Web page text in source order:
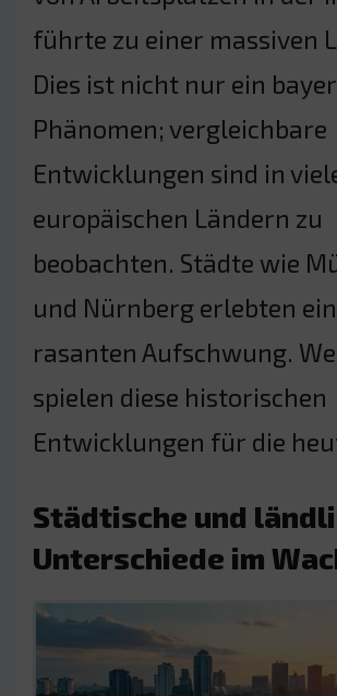
führte zu einer massiven
Dies ist nicht nur ein
Phänomen; vergleichbare
Entwicklungen sind in
europäischen Ländern zu
beobachten. Städte wie
und Nürnberg erlebten
rasanten Aufschwung.
spielen diese historischen
Entwicklungen für die
Städtische und
Unterschiede im